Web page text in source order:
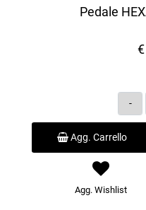
Pedale
Agg. Carrello
Agg. Wishlist